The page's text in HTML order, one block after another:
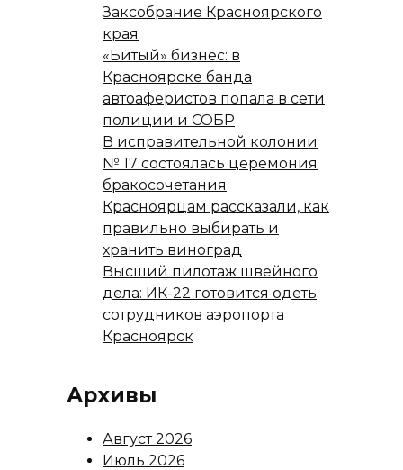
Заксобрание Красноярского
края
«Битый» бизнес: в
Красноярске банда
автоаферистов попала в сети
полиции и СОБР
В исправительной колонии
№ 17 состоялась церемония
бракосочетания
Красноярцам рассказали, как
правильно выбирать и
хранить виноград
Высший пилотаж швейного
дела: ИК-22 готовится одеть
сотрудников аэропорта
Красноярск
Архивы
Август 2026
Июль 2026